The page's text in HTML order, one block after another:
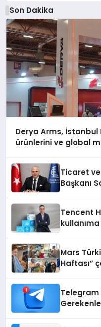
Son Dakika
Derya Arms, İstanbul
ürünlerini ve global
Ticaret
Başkanı
Tencent
Mars
Haftası”
Telegram